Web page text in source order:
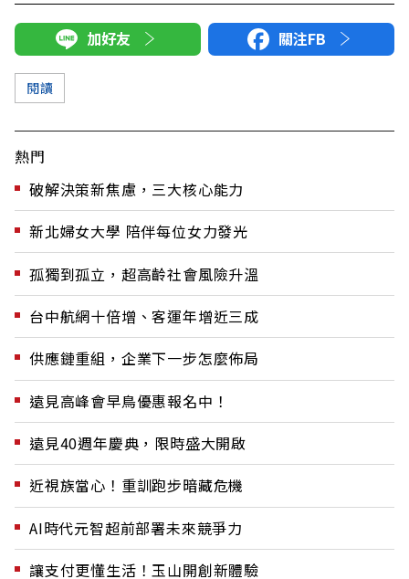
加好友 關注FB
閱讀
熱門
破解決策新焦慮，三大核心能力
新北婦女大學 陪伴每位女力發光
孤獨到孤立，超高齡社會風險升溫
台中航網十倍增、客運年增近三成
供應鏈重組，企業下一步怎麼佈局
遠見高峰會早鳥優惠報名中！
遠見40週年慶典，限時盛大開啟
近視族當心！重訓跑步暗藏危機
AI時代元智超前部署未來競爭力
讓支付更懂生活！玉山開創新體驗